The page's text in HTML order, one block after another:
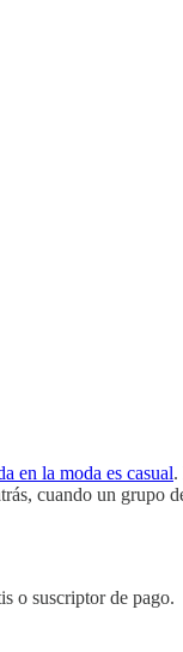
en la moda es casual.
cuando un grupo
o suscriptor de pago.